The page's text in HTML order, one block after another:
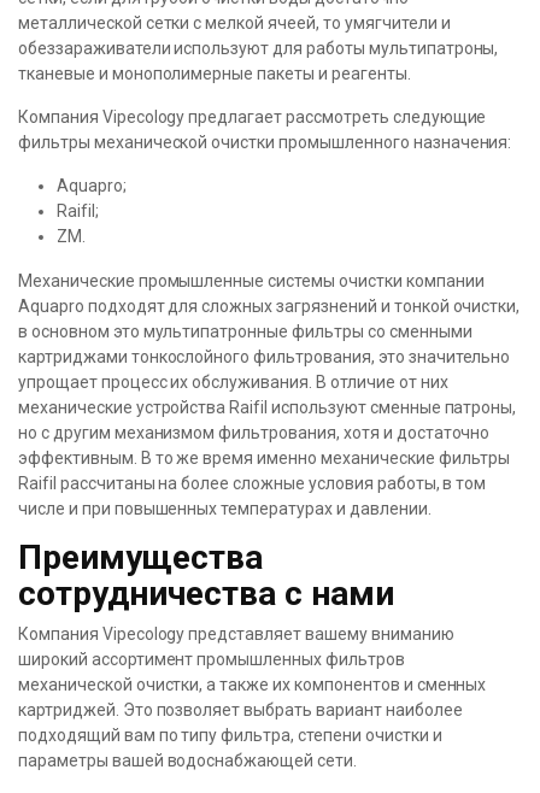
металлической сетки с мелкой ячеей, то умягчители и
обеззараживатели используют для работы мультипатроны,
тканевые и монополимерные пакеты и реагенты.
Компания Vipecology предлагает рассмотреть следующие
фильтры механической очистки промышленного назначения:
Aquapro;
Raifil;
ZM.
Механические промышленные системы очистки компании
Aquapro подходят для сложных загрязнений и тонкой очистки,
в основном это мультипатронные фильтры со сменными
картриджами тонкослойного фильтрования, это значительно
упрощает процесс их обслуживания. В отличие от них
механические устройства Raifil используют сменные патроны,
но с другим механизмом фильтрования, хотя и достаточно
эффективным. В то же время именно механические фильтры
Raifil рассчитаны на более сложные условия работы, в том
числе и при повышенных температурах и давлении.
Преимущества
сотрудничества с нами
Компания Vipecology представляет вашему вниманию
широкий ассортимент промышленных фильтров
механической очистки, а также их компонентов и сменных
картриджей. Это позволяет выбрать вариант наиболее
подходящий вам по типу фильтра, степени очистки и
параметры вашей водоснабжающей сети.